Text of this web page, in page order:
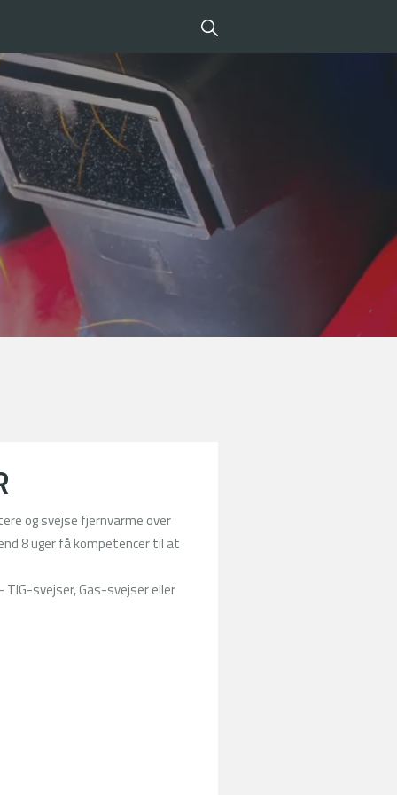
og svejse fjernvarme over
8 uger få kompetencer til at
svejser, Gas-svejser eller